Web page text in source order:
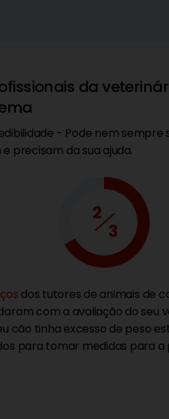
da
- Pode nem sempre
precisam da sua ajuda.
dos tutores de animais de
com a avaliação do seu
cão tinha excesso de peso
para tomar medidas para a